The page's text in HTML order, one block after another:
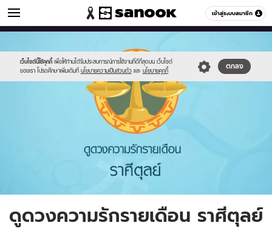
เข้าสู่ระบบสมาชิก
ดูดวง หมวดอื่นๆ
เว็บไซต์นี้ใช้คุกกี้ เพื่อให้ท่านได้รับประสบการณ์การใช้งานที่ดีที่สุดบน เว็บไซต์
ของเรา โปรดศึกษาเพิ่มเติมที่ นโยบายความเป็นส่วนตัว และ นโยบายคุกกี้
ตกลง
new-
sanook.png
ดูดวงความรักรายเดือน ราศีตุลย์